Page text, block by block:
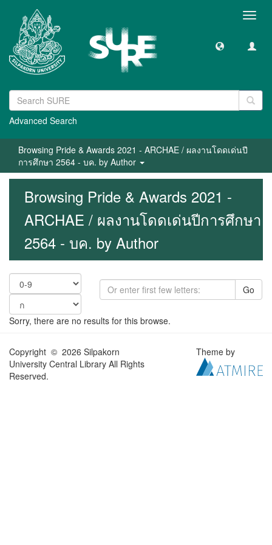
Advanced Search
Browsing Pride & Awards 2021 - ARCHAE / ผลงานโดดเด่นปี
การศึกษา 2564 - บค. by Author
Browsing Pride & Awards 2021 -
ARCHAE / ผลงานโดดเด่นปีการศึกษา
2564 - บค. by Author
Go
Sorry, there are no results for this browse.
Copyright © 2026 Silpakorn
University Central Library All Rights
Reserved.
Theme by